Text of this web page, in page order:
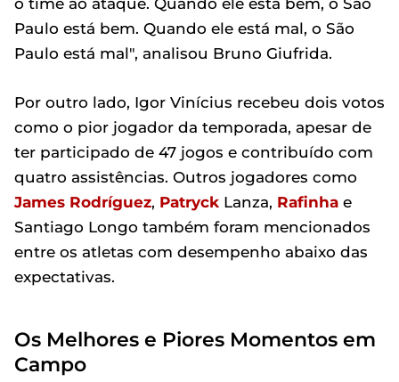
o time ao ataque. Quando ele está bem, o São
Paulo está bem. Quando ele está mal, o São
Paulo está mal", analisou Bruno Giufrida.
Por outro lado, Igor Vinícius recebeu dois votos
como o pior jogador da temporada, apesar de
ter participado de 47 jogos e contribuído com
quatro assistências. Outros jogadores como
James Rodríguez, Patryck Lanza, Rafinha e
Santiago Longo também foram mencionados
entre os atletas com desempenho abaixo das
expectativas.
Os Melhores e Piores Momentos em
Campo